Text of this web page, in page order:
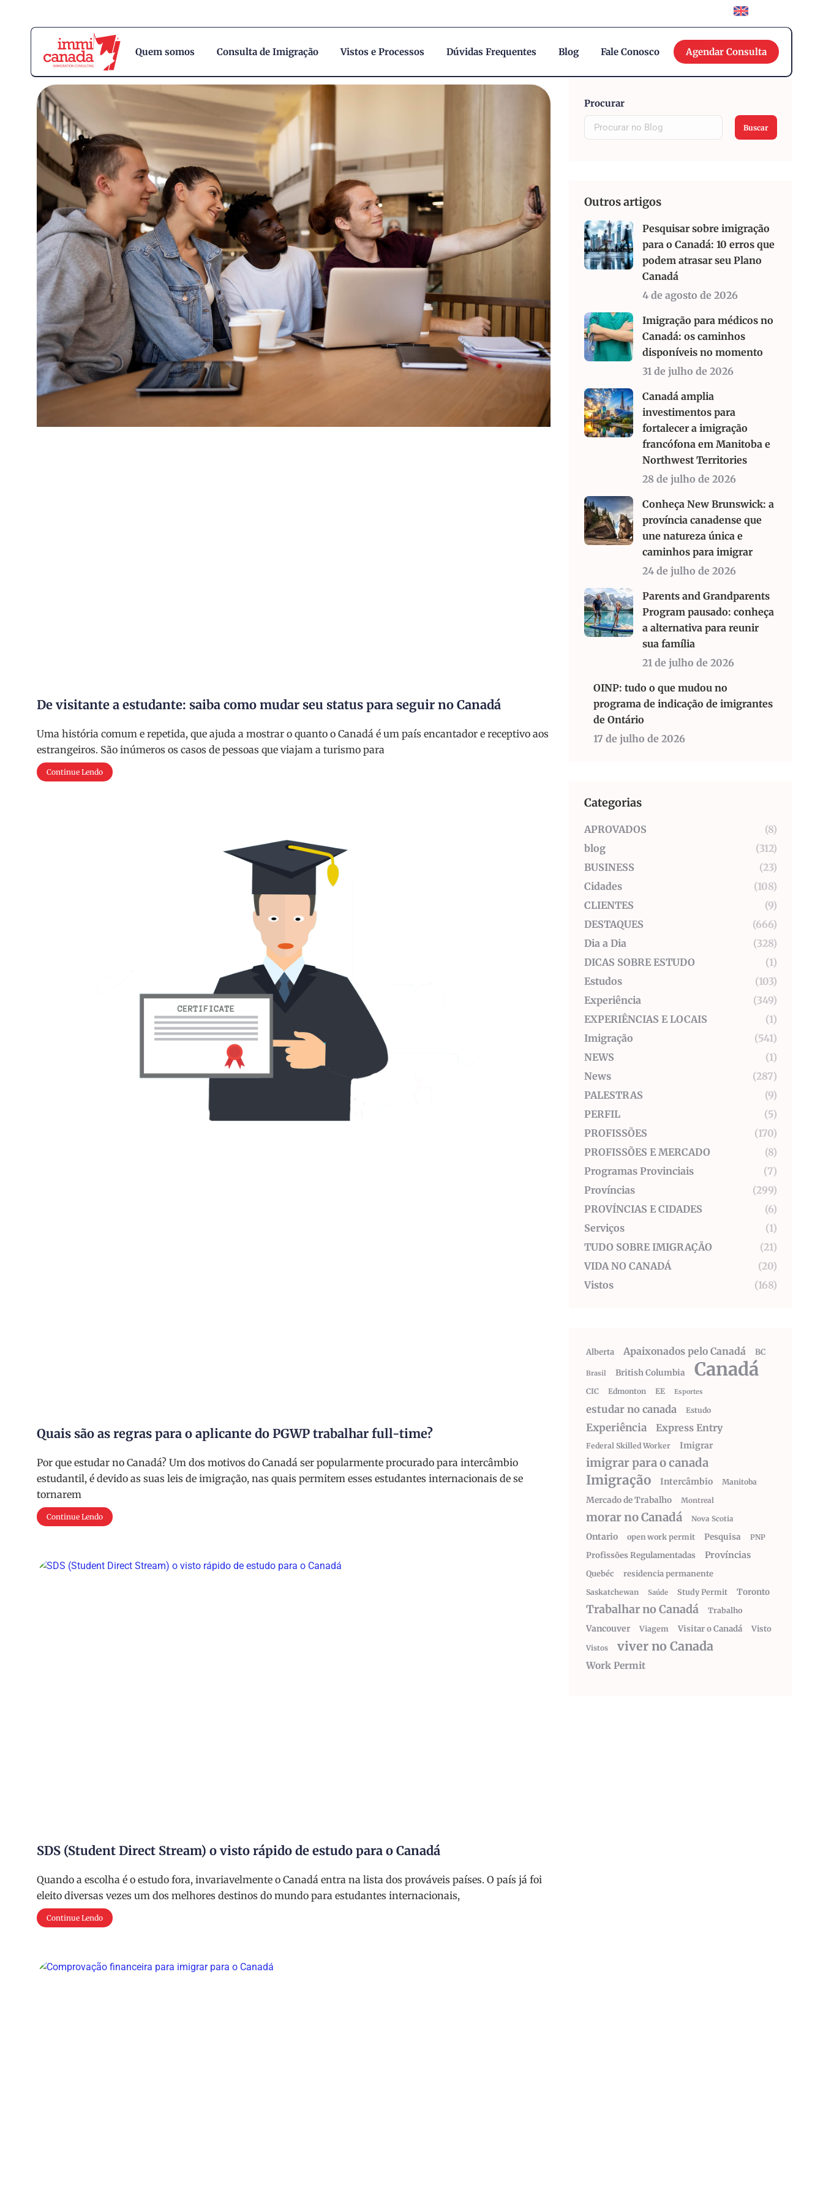
Quem somos Consulta de Imigração Vistos e Processos Dúvidas Frequentes Blog Fale Conosco Agendar Consulta
De visitante a estudante: saiba como mudar seu status para seguir no Canadá
Uma história comum e repetida, que ajuda a mostrar o quanto o Canadá é um país encantador e receptivo aos
estrangeiros. São inúmeros os casos de pessoas que viajam a turismo para
Continue Lendo
Quais são as regras para o aplicante do PGWP trabalhar full-time?
Por que estudar no Canadá? Um dos motivos do Canadá ser popularmente procurado para intercâmbio
estudantil, é devido as suas leis de imigração, nas quais permitem esses estudantes internacionais de se
tornarem
Continue Lendo
SDS (Student Direct Stream) o visto rápido de estudo para o Canadá
Quando a escolha é o estudo fora, invariavelmente o Canadá entra na lista dos prováveis países. O país já foi
eleito diversas vezes um dos melhores destinos do mundo para estudantes internacionais,
Continue Lendo
Procurar
Buscar
Outros artigos
Pesquisar sobre imigração
para o Canadá: 10 erros que
podem atrasar seu Plano
Canadá
4 de agosto de 2026
Imigração para médicos no
Canadá: os caminhos
disponíveis no momento
31 de julho de 2026
Canadá amplia
investimentos para
fortalecer a imigração
francófona em Manitoba e
Northwest Territories
28 de julho de 2026
Conheça New Brunswick: a
província canadense que
une natureza única e
caminhos para imigrar
24 de julho de 2026
Parents and Grandparents
Program pausado: conheça
a alternativa para reunir
sua família
21 de julho de 2026
OINP: tudo o que mudou no
programa de indicação de imigrantes
de Ontário
17 de julho de 2026
Categorias
APROVADOS
(8)
blog
(312)
BUSINESS
(23)
Cidades
(108)
CLIENTES
(9)
DESTAQUES
(666)
Dia a Dia
(328)
DICAS SOBRE ESTUDO
(1)
Estudos
(103)
Experiência
(349)
EXPERIÊNCIAS E LOCAIS
(1)
Imigração
(541)
NEWS
(1)
News
(287)
PALESTRAS
(9)
PERFIL
(5)
PROFISSÕES
(170)
PROFISSÕES E MERCADO
(8)
Programas Provinciais
(7)
Províncias
(299)
PROVÍNCIAS E CIDADES
(6)
Serviços
(1)
TUDO SOBRE IMIGRAÇÃO
(21)
VIDA NO CANADÁ
(20)
Vistos
(168)
Alberta Apaixonados pelo Canadá BC
Brasil British Columbia Canadá
CIC Edmonton EE Esportes
estudar no canada Estudo
Experiência Express Entry
Federal Skilled Worker Imigrar
imigrar para o canada
Imigração Intercâmbio Manitoba
Mercado de Trabalho Montreal
morar no Canadá Nova Scotia
Ontario open work permit Pesquisa PNP
Profissões Regulamentadas Províncias
Quebéc residencia permanente
Saskatchewan Saúde Study Permit Toronto
Trabalhar no Canadá Trabalho
Vancouver Viagem Visitar o Canadá Visto
Vistos viver no Canada
Work Permit